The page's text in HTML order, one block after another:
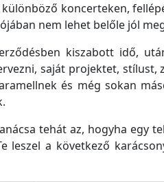
koncerteken,
nem lehet belőle jól
kiszabott idő,
saját projektet,
és még sokan
tehát az, hogyha egy
leszel a következő